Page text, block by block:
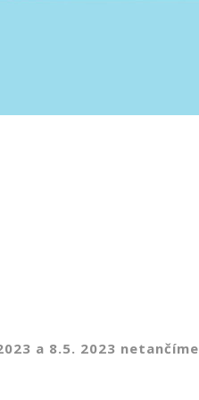
a 8.5. 2023 netančíme